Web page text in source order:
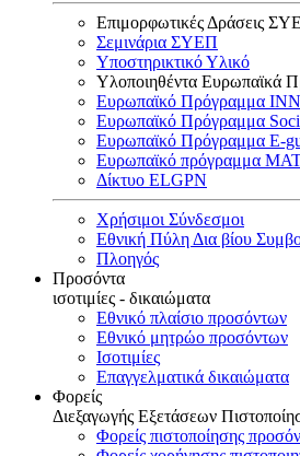
Επιμορφωτικές Δράσεις
Σεμινάρια ΣΥΕΠ
Υποστηρικτικό Υλικό
Υλοποιηθέντα Ευρωπαϊκά
Ευρωπαϊκό Πρόγραμμα
Ευρωπαϊκό Πρόγραμμα
Ευρωπαϊκό Πρόγραμμα E-
Ευρωπαϊκό πρόγραμμα
Δίκτυο ELGPN
Χρήσιμοι Σύνδεσμοι
Εθνική Πύλη Δια βίου
Πλοηγός
Προσόντα
ισοτιμίες - δικαιώματα
Εθνικό πλαίσιο προσόντων
Εθνικό μητρώο προσόντων
Ισοτιμίες
Επαγγελματικά δικαιώματα
Φορείς
Διεξαγωγής Εξετάσεων
Φορείς πιστοποίησης